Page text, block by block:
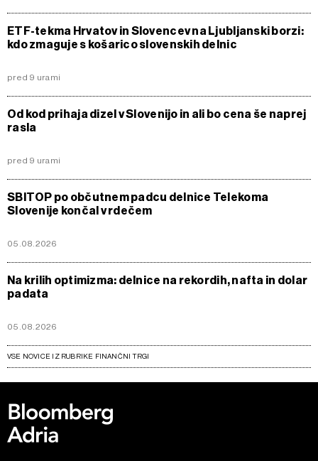
ETF-tekma Hrvatov in Slovencev na Ljubljanski borzi:
kdo zmaguje s košarico slovenskih delnic
pred 9 urami
Od kod prihaja dizel v Slovenijo in ali bo cena še naprej
rasla
pred 9 urami
SBITOP po občutnem padcu delnice Telekoma
Slovenije končal v rdečem
05.08.2026
Na krilih optimizma: delnice na rekordih, nafta in dolar
padata
05.08.2026
VSE NOVICE IZ RUBRIKE FINANČNI TRGI